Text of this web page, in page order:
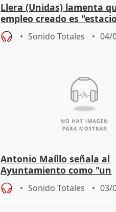
Llera (Unidas) lamenta
empleo creado es
"esfumará" al acabar el
Sonido Totales 04/
Antonio Maíllo señala al
Ayuntamiento como "un
especulador más" sobre
Jiménez Becerril
Sonido Totales 03/